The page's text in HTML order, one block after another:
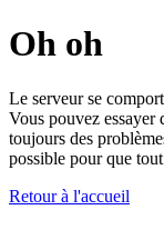
Oh oh
Le serveur se
Vous pouvez essayer
toujours des
possible pour que
Retour à l'accueil